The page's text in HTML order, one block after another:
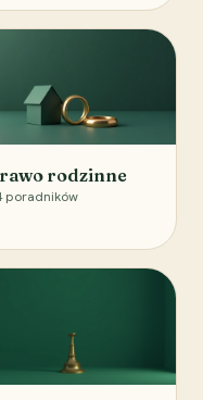
rodzinne
poradników